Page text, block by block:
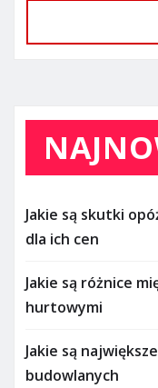
Jakie są skutki
dla ich cen
Jakie są różnice
hurtowymi
Jakie są
budowlanych